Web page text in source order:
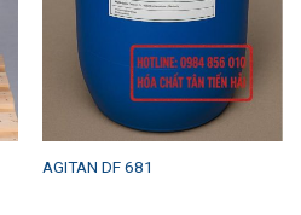
AGITAN DF 681